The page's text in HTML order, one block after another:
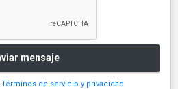
mensaje
Términos de servicio y privacidad